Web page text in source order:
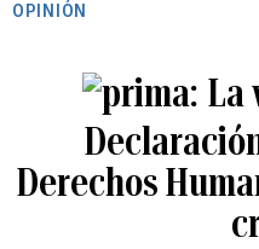
OPINIÓN
La
Derechos